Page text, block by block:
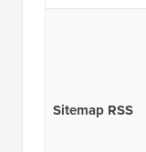
Sitemap RSS